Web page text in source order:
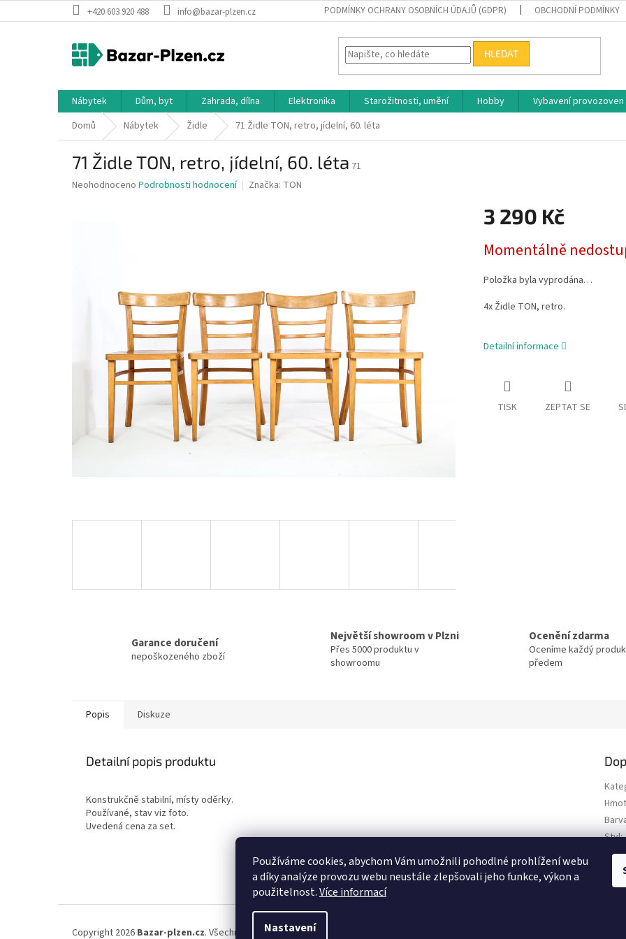
Používáme cookies, abychom Vám umožnili pohodlné prohlížení webu
a díky analýze provozu webu neustále zlepšovali jeho funkce, výkon a
použitelnost.Více informací
Nastavení
na
+420 603 920 488 info@bazar-plzen.cz PODMÍNKY OCHRANY OSOBNÍCH ÚDAJŮ (GDPR) OBCHODNÍ PODMÍNKY
HLEDAT
Nábytek Dům, byt Zahrada, dílna Elektronika Starožitnosti, umění Hobby Vybavení provozoven
Domů
Nábytek Židle 71 Židle TON, retro, jídelní, 60. léta
71 Židle TON, retro, jídelní, 60. léta 71
Průměrné
Neohodnoceno Podrobnosti hodnocení Značka: TON
3 290 Kč
cena:
Momentálně
Položka byla vyprodána…
4x Židle TON, retro.
Detailní informace
TISK ZEPTAT SE
Garance doručení
nepoškozeného zboží
Největší showroom v Plzni
Přes 5000 produktu v
showroomu
Ocenění zdarma
Oceníme každý
předem
Popis Diskuze
Detailní popis produktu
Konstrukčně stabilní, místy oděrky.
Používané, stav viz foto.
Uvedená cena za set.
Styl:
Copyright 2026 Bazar-plzen.cz. Všechna práva vyhrazena.